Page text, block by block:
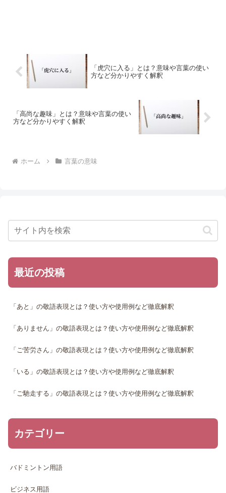
「虎穴に入る」とは？意味や言葉の使い
方など分かりやすく解釈
「高尚な趣味」とは？意味や言葉の使い
方など分かりやすく解釈
ホーム 言葉の意味
最近の投稿
「あと」の敬語表現とは？使い方や使用例など徹底解釈
「ありません」の敬語表現とは？使い方や使用例など徹底解釈
「ご苦労さん」の敬語表現とは？使い方や使用例など徹底解釈
「いる」の敬語表現とは？使い方や使用例など徹底解釈
「ご馳走する」の敬語表現とは？使い方や使用例など徹底解釈
カテゴリー
バドミントン用語
ビジネス用語